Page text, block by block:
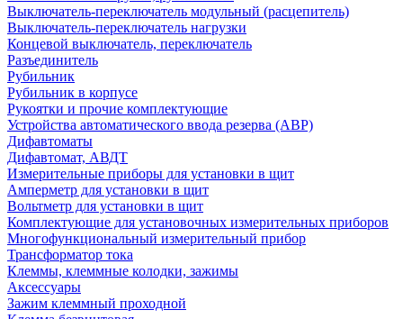
Выключатель-переключатель модульный (расцепитель)
Выключатель-переключатель нагрузки
Концевой выключатель, переключатель
Разъединитель
Рубильник
Рубильник в корпусе
Рукоятки и прочие комплектующие
Устройства автоматического ввода резерва (АВР)
Дифавтоматы
Дифавтомат, АВДТ
Измерительные приборы для установки в щит
Амперметр для установки в щит
Вольтметр для установки в щит
Комплектующие для установочных измерительных приборов
Многофункциональный измерительный прибор
Трансформатор тока
Клеммы, клеммные колодки, зажимы
Аксессуары
Зажим клеммный проходной